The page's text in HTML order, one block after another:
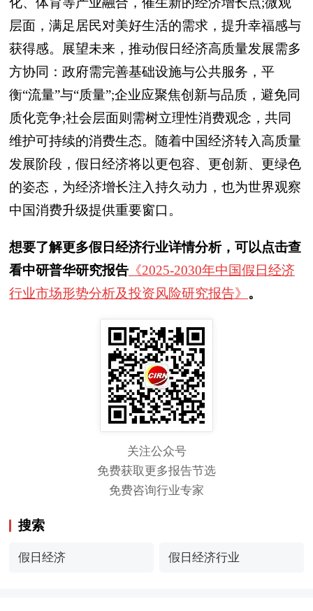
层面，满足居民对美好生活的需求，提升幸福感与
获得感。展望未来，推动假日经济高质量发展需多
方协同：政府需完善基础设施与公共服务，平
衡“流量”与“质量”;企业应聚焦创新与品质，避免同
质化竞争;社会层面则需树立理性消费观念，共同
维护可持续的消费生态。随着中国经济转入高质量
发展阶段，假日经济将以更包容、更创新、更绿色
的姿态，为经济增长注入持久动力，也为世界观察
中国消费升级提供重要窗口。
想要了解更多假日经济行业详情分析，可以点击查
看中研普华研究报告 《2025-2030年中国假日经济
行业市场形势分析及投资风险研究报告》 。
关注公众号
免费获取更多报告节选
免费咨询行业专家
搜索
假日经济 假日经济行业